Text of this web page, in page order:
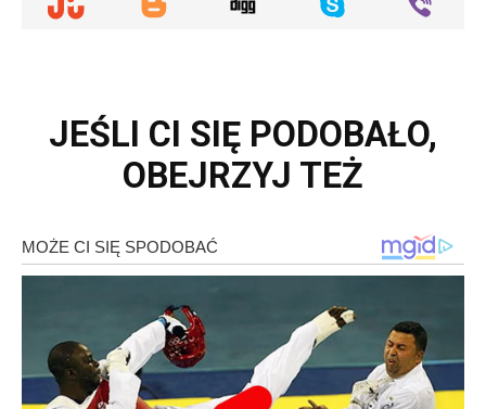
JEŚLI CI SIĘ PODOBAŁO,
OBEJRZYJ TEŻ